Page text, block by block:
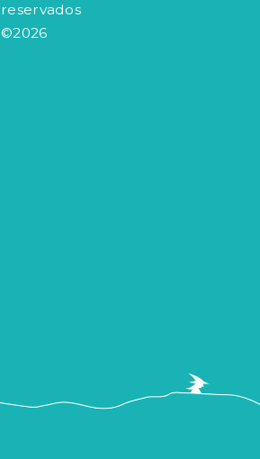
reservados
©2026